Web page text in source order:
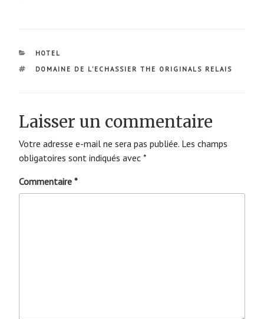
CATÉGORIES
HOTEL
ÉTIQUETTES
DOMAINE DE L'ECHASSIER THE ORIGINALS RELAIS
Laisser un commentaire
Votre adresse e-mail ne sera pas publiée. Les champs
obligatoires sont indiqués avec *
Commentaire *